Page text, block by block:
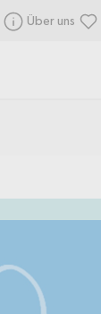
Über uns